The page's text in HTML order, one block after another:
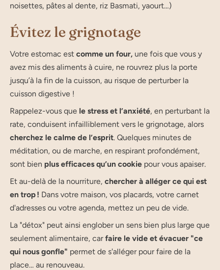
noisettes, pâtes al dente, riz Basmati, yaourt…)
Évitez le grignotage
Votre estomac est comme un four, une fois que vous y
avez mis des aliments à cuire, ne rouvrez plus la porte
jusqu’à la fin de la cuisson, au risque de perturber la
cuisson digestive !
Rappelez-vous que le stress et l’anxiété, en perturbant la
rate, conduisent infailliblement vers le grignotage, alors
cherchez le calme de l’esprit. Quelques minutes de
méditation, ou de marche, en respirant profondément,
sont bien plus efficaces qu’un cookie pour vous apaiser.
Et au-delà de la nourriture, chercher à alléger ce qui est
en trop ! Dans votre maison, vos placards, votre carnet
d'adresses ou votre agenda, mettez un peu de vide.
La "détox" peut ainsi englober un sens bien plus large que
seulement alimentaire, carfaire le vide et évacuer "ce
qui nous gonfle" permet de s'alléger pour faire de la
place… au renouveau.